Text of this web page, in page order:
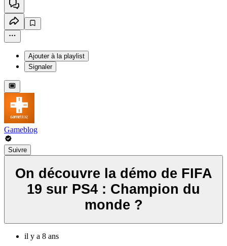
Ajouter à la playlist
Signaler
Gameblog
Suivre
On découvre la démo de FIFA
19 sur PS4 : Champion du
monde ?
il y a 8 ans